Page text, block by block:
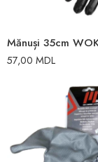
Mănuși 35cm
57,00 MDL